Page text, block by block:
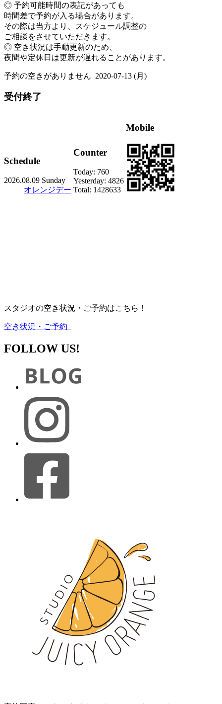
◎ 予約可能時間の表記があっても
時間差で予約が入る場合があります。
その際は当方より、スケジュール調整の
ご相談をさせていただきます。
◎ 空き状況は手動更新のため、
夜間や定休日は更新が遅れることがあります。
予約の空きがありません 2020-07-13 (月)
受付終了
Schedule
2026.08.09 Sunday
オレンジデー
Counter
Today: 760
Yesterday: 4826
Total: 1428633
Mobile
スタジオの空き状況・ご予約はこちら！
空き状況・ご予約
FOLLOW US!